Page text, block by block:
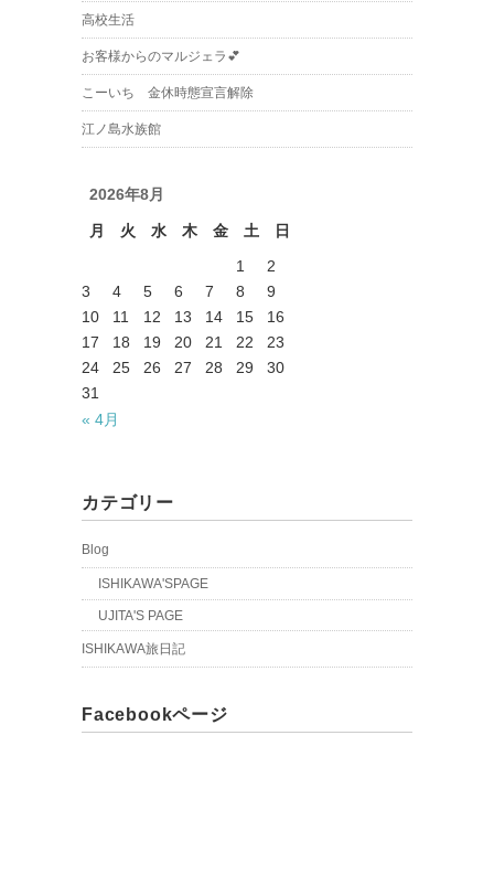
高校生活
お客様からのマルジェラ💕
こーいち 金休時態宣言解除
江ノ島水族館
2026年8月
月 火 水 木 金 土
日
1
2
3
4 5 6 7 8
9
10
11 12 13 14 15
16
17
18 19 20 21 22
23
24
25 26 27 28 29
30
31
« 4月
カテゴリー
Blog
ISHIKAWA'SPAGE
UJITA'S PAGE
ISHIKAWA旅日記
Facebookページ